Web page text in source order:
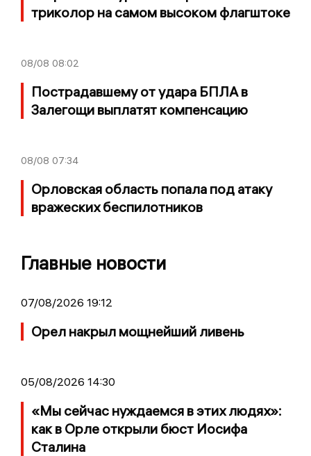
триколор на самом высоком флагштоке
08/08 08:02
Пострадавшему от удара БПЛА в
Залегощи выплатят компенсацию
08/08 07:34
Орловская область попала под атаку
вражеских беспилотников
Главные новости
07/08/2026 19:12
Орел накрыл мощнейший ливень
05/08/2026 14:30
«Мы сейчас нуждаемся в этих людях»:
как в Орле открыли бюст Иосифа
Сталина